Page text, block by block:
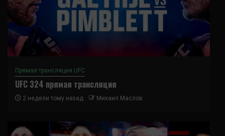
Прямая трансляция UFC
UFC 324 прямая трансляция
2 недели тому назад Михаил Маслов